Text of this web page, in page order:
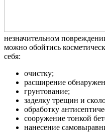
незначительном
можно обойтись
себя:
очистку;
расширение
грунтование;
заделку трещин и
обработку
сооружение тонкой
нанесение